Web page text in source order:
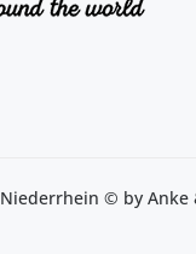
© by Anke